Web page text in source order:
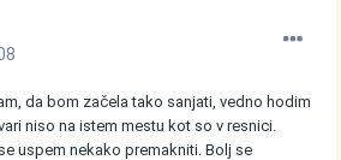
da bom začela tako sanjati, vedno hodim
niso na istem mestu kot so v resnici.
uspem nekako premakniti. Bolj se